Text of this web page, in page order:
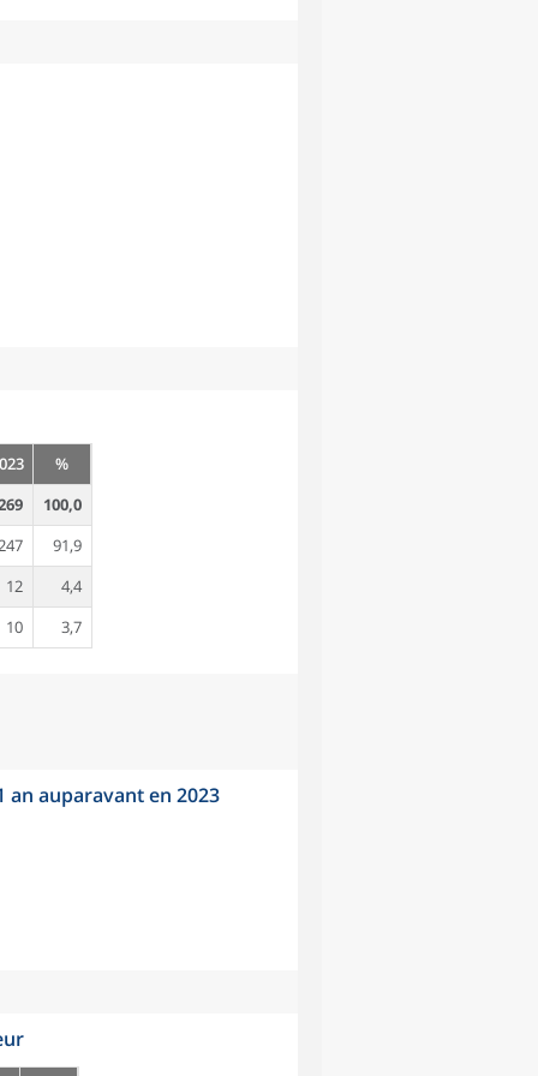
%
100,0
91,9
12
4,4
10
3,7
an auparavant en 2023